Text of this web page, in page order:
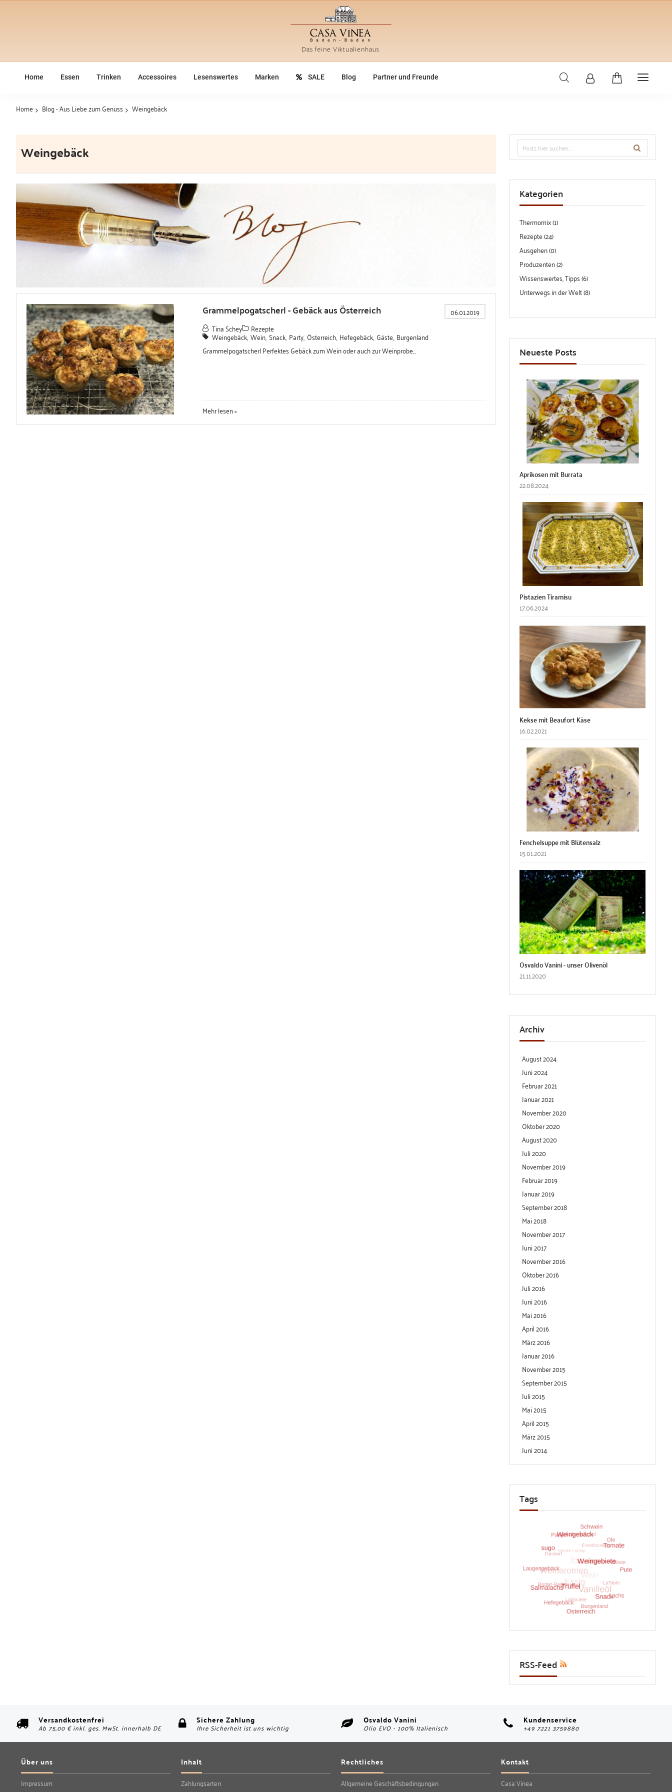
Home Essen Trinken Accessoires Lesenswertes Marken SALE Blog Partner und Freunde
Home Blog - Aus Liebe zum Genuss Weingebäck
Weingebäck
06.01.2019
Grammelpogatscherl - Gebäck aus Österreich
Tina Schey Rezepte
Weingebäck, Wein, Snack, Party, Österreich, Hefegebäck, Gäste, Burgenland
Grammelpogatscherl Perfektes Gebäck zum Wein oder auch zur Weinprobe...
Mehr lesen »
Kategorien
Thermomix (1)
Rezepte (24)
Ausgehen (0)
Produzenten (2)
Wissenswertes, Tipps (6)
Unterwegs in der Welt (8)
Neueste Posts
Aprikosen mit Burrata
22.08.2024
Pistazien Tiramisu
17.06.2024
Kekse mit Beaufort Käse
16.02.2021
Fenchelsuppe mit Blütensalz
15.01.2021
Osvaldo Vanini - unser Olivenöl
21.11.2020
Archiv
August 2024
Juni 2024
Februar 2021
Januar 2021
November 2020
Oktober 2020
August 2020
Juli 2020
November 2019
Februar 2019
Januar 2019
September 2018
Mai 2018
November 2017
Juni 2017
November 2016
Oktober 2016
Juli 2016
Juni 2016
Mai 2016
April 2016
März 2016
Januar 2016
November 2015
September 2015
Juli 2015
Mai 2015
April 2015
März 2015
Juni 2014
Tags
RSS-Feed
Versandkostenfrei
Ab 75,00 € inkl. ges. MwSt. innerhalb DE
Sichere Zahlung
Ihre Sicherheit ist uns wichtig
Osvaldo Vanini
Olio EVO - 100% Italienisch
Kundenservice
+49 7221 3759880
Über uns
Impressum
Inhalt
Zahlungsarten
Rechtliches
Allgemeine Geschäftsbedingungen
Kontakt
Casa Vinea